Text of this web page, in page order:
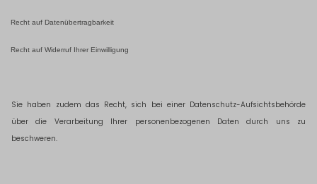
Recht auf Datenübertragbarkeit
Recht auf Widerruf Ihrer Einwilligung
Sie haben zudem das Recht, sich bei einer Datenschutz-Aufsichtsbehörde
über die Verarbeitung Ihrer personenbezogenen Daten durch uns zu
beschweren.